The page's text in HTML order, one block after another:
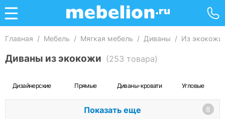
Главная / Мебель / Мягкая мебель / Диваны / Из экокожи
Диваны из экокожи (253 товара)
Дизайнерские Прямые Диваны-кровати Угловые
Показать еще 8